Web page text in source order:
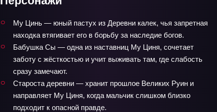
Му Цинь — юный пастух из Деревни калек, чья запретная
находка втягивает его в борьбу за наследие богов.
Бабушка Сы — одна из наставниц Му Циня, сочетает
заботу с жёсткостью и учит выживать там, где слабость
сразу замечают.
Староста деревни — хранит прошлое Великих Руин и
направляет Му Циня, когда мальчик слишком близко
подходит к опасной правде.